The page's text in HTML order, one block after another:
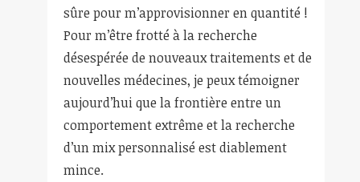
sûre pour m’approvisionner en quantité !
Pour m’être frotté à la recherche
désespérée de nouveaux traitements et de
nouvelles médecines, je peux témoigner
aujourd’hui que la frontière entre un
comportement extrême et la recherche
d’un mix personnalisé est diablement
mince.